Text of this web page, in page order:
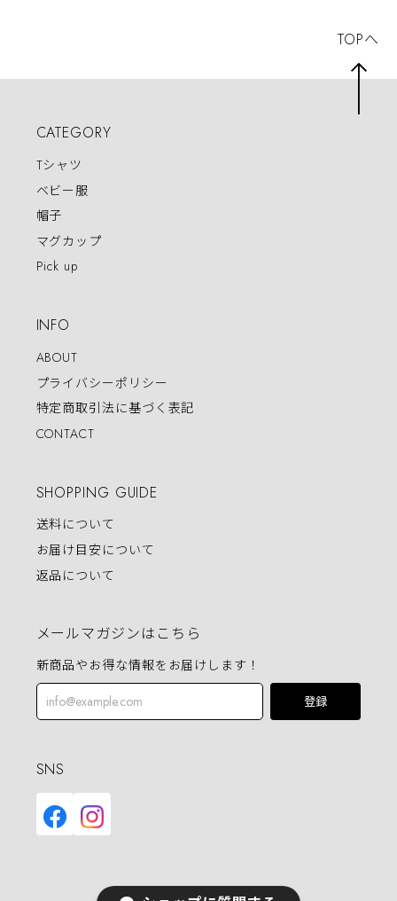
CATEGORY
Tシャツ
ベビー服
帽子
マグカップ
Pick up
INFO
ABOUT
プライバシーポリシー
特定商取引法に基づく表記
CONTACT
SHOPPING GUIDE
送料について
お届け目安について
返品について
メールマガジンはこちら
新商品やお得な情報をお届けします！
登録
SNS
TOPへ